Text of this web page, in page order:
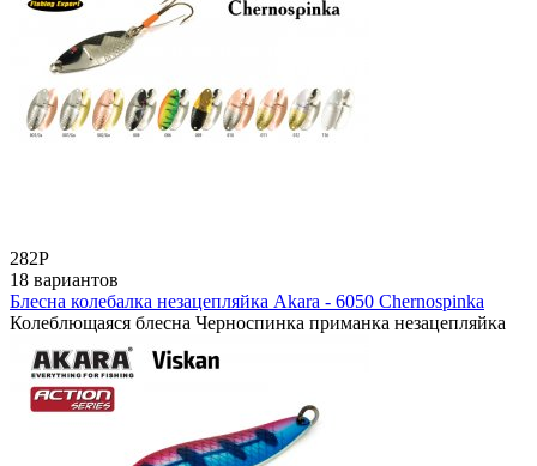
282Р
18 вариантов
Блесна колебалка незацепляйка Akara - 6050 Chernospinka
Колеблющаяся блесна Черноспинка приманка незацепляйка